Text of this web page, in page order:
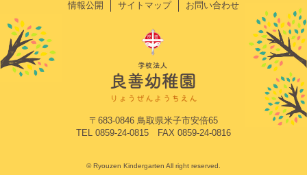
情報公開 サイトマップ お問い合わせ
〒683-0846 鳥取県米子市安倍65
TEL 0859-24-0815 FAX 0859-24-0816
© Ryouzen Kindergarten All right reserved.